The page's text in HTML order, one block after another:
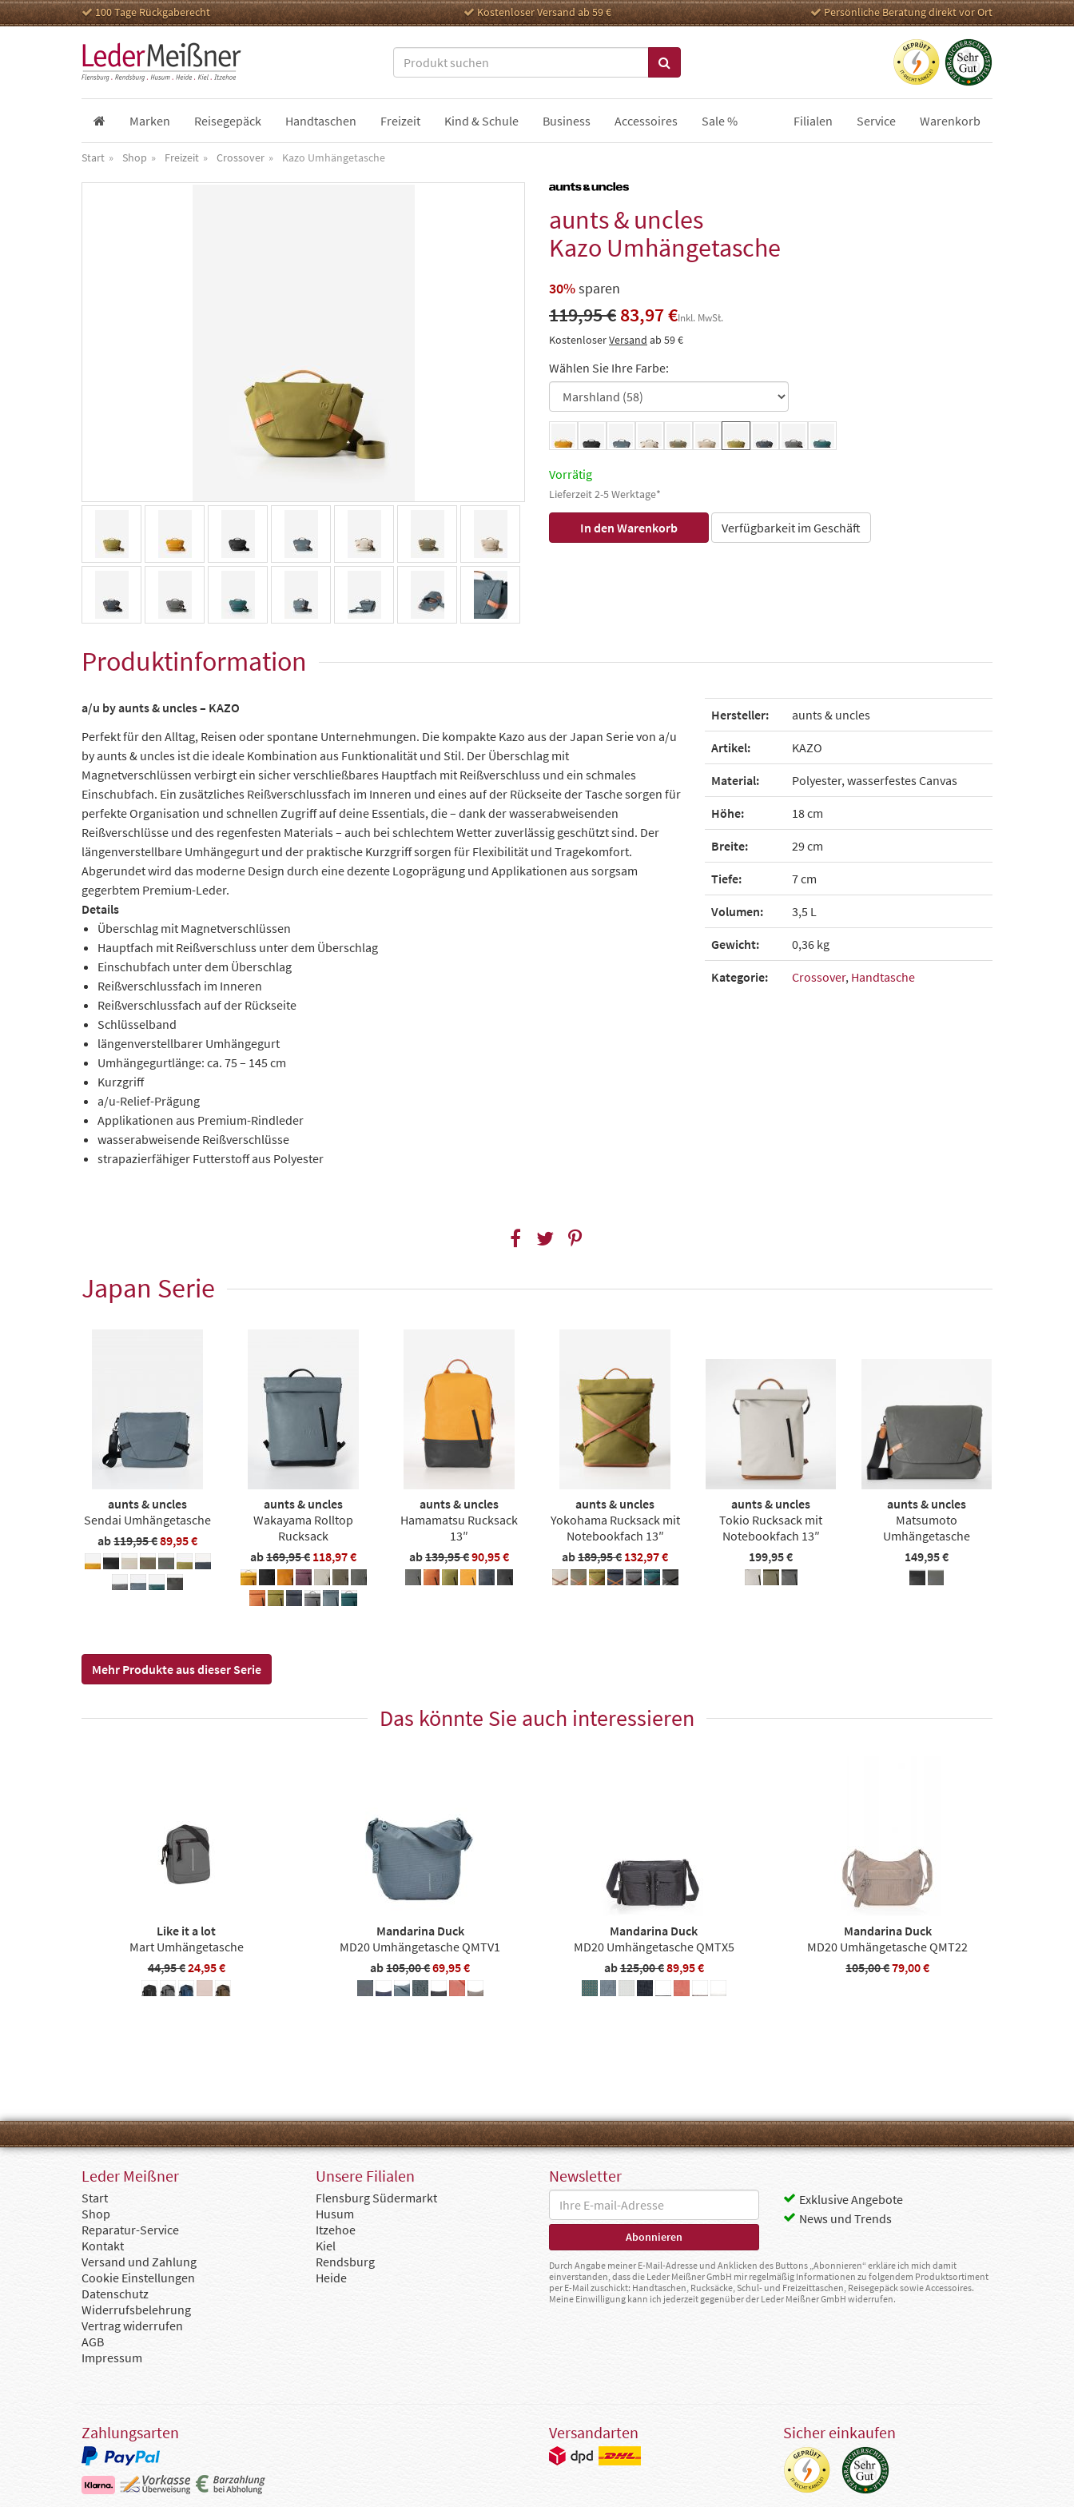
100 Tage Rückgaberecht Kostenloser Versand ab 59 € Persönliche Beratung direkt vor Ort
Marken Reisegepäck Handtaschen Freizeit Kind & Schule Business Accessoires Sale % Filialen Service Warenkorb
Start Shop Freizeit Crossover Kazo Umhängetasche
aunts & uncles
Kazo Umhängetasche
30%sparen
119,95 €83,97 €Inkl. MwSt.
KostenloserVersand ab 59 €
Wählen Sie Ihre Farbe:
Vorrätig
Lieferzeit 2-5 Werktage*
Verfügbarkeit im Geschäft
Produktinformation
a/u by aunts & uncles – KAZO
Perfekt für den Alltag, Reisen oder spontane Unternehmungen. Die kompakte Kazo aus der Japan Serie von a/u
by aunts & uncles ist die ideale Kombination aus Funktionalität und Stil. Der Überschlag mit
Magnetverschlüssen verbirgt ein sicher verschließbares Hauptfach mit Reißverschluss und ein schmales
Einschubfach. Ein zusätzliches Reißverschlussfach im Inneren und eines auf der Rückseite der Tasche sorgen für
perfekte Organisation und schnellen Zugriff auf deine Essentials, die – dank der wasserabweisenden
Reißverschlüsse und des regenfesten Materials – auch bei schlechtem Wetter zuverlässig geschützt sind. Der
längenverstellbare Umhängegurt und der praktische Kurzgriff sorgen für Flexibilität und Tragekomfort.
Abgerundet wird das moderne Design durch eine dezente Logoprägung und Applikationen aus sorgsam
gegerbtem Premium-Leder.
Details
Überschlag mit Magnetverschlüssen
Hauptfach mit Reißverschluss unter dem Überschlag
Einschubfach unter dem Überschlag
Reißverschlussfach im Inneren
Reißverschlussfach auf der Rückseite
Schlüsselband
längenverstellbarer Umhängegurt
Umhängegurtlänge: ca. 75 – 145 cm
Kurzgriff
a/u-Relief-Prägung
Applikationen aus Premium-Rindleder
wasserabweisende Reißverschlüsse
strapazierfähiger Futterstoff aus Polyester
Hersteller: aunts & uncles
Artikel: KAZO
Material: Polyester, wasserfestes Canvas
Höhe: 18 cm
Breite: 29 cm
Tiefe: 7 cm
Volumen: 3,5 L
Gewicht: 0,36 kg
Kategorie: Crossover, Handtasche
Japan Serie
aunts & uncles
Sendai Umhängetasche
ab119,95 €89,95 €
aunts & uncles
Wakayama Rolltop
Rucksack
ab169,95 € 118,97 €
aunts & uncles
Hamamatsu Rucksack
13″
ab139,95 €90,95 €
aunts & uncles
Yokohama Rucksack mit
Notebookfach 13″
ab189,95 € 132,97 €
aunts & uncles
Tokio Rucksack mit
Notebookfach 13″
199,95 €
aunts & uncles
Matsumoto
Umhängetasche
149,95 €
Mehr Produkte aus dieser Serie
Das könnte Sie auch interessieren
Like it a lot
Mart Umhängetasche
44,95 €24,95 €
Mandarina Duck
MD20 Umhängetasche QMTV1
ab105,00 €69,95 €
Mandarina Duck
MD20 Umhängetasche QMTX5
ab125,00 €89,95 €
Mandarina Duck
MD20 Umhängetasche QMT22
105,00 €79,00 €
Leder Meißner
Start
Shop
Reparatur-Service
Kontakt
Versand und Zahlung
Cookie Einstellungen
Datenschutz
Widerrufsbelehrung
Vertrag widerrufen
AGB
Impressum
Unsere Filialen
Flensburg Südermarkt
Husum
Itzehoe
Kiel
Rendsburg
Heide
Newsletter
Exklusive Angebote
News und Trends
Durch Angabe meiner E-Mail-Adresse und Anklicken des Buttons „Abonnieren“ erkläre ich mich damit
einverstanden, dass die Leder Meißner GmbH mir regelmäßig Informationen zu folgendem Produktsortiment
per E-Mail zuschickt: Handtaschen, Rucksäcke, Schul- und Freizeittaschen, Reisegepäck sowie Accessoires.
Meine Einwilligung kann ich jederzeit gegenüber der Leder Meißner GmbH widerrufen.
Zahlungsarten Versandarten Sicher einkaufen